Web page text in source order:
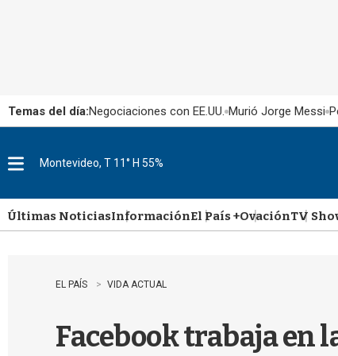
Temas del día:Negociaciones con EE.UU. Murió Jorge Messi
u
Montevideo, T 11° H 55%
Últimas NoticiasInformaciónEl País +OvaciónTV
EL PAÍS VIDA ACTUAL
Facebook trabaja en